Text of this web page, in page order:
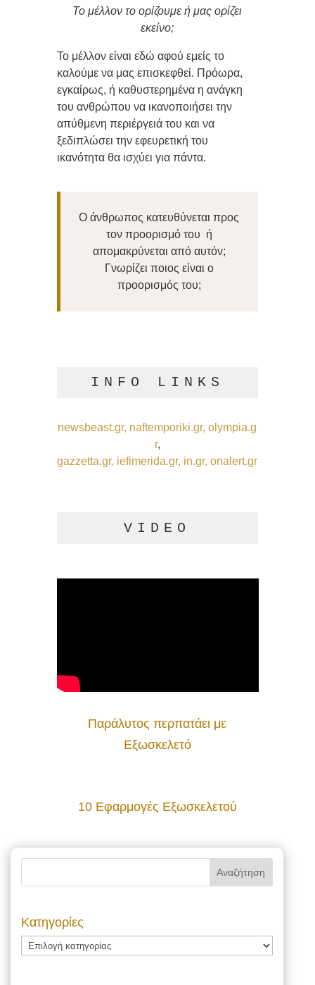
Το μέλλον το ορίζουμε ή μας ορίζει
εκείνο;
Το μέλλον είναι εδώ αφού εμείς το
καλούμε να μας επισκεφθεί. Πρόωρα,
εγκαίρως, ή καθυστερημένα η ανάγκη
του ανθρώπου να ικανοποιήσει την
απύθμενη περιέργειά του και να
ξεδιπλώσει την εφευρετική του
ικανότητα θα ισχύει για πάντα.
Ο άνθρωπος κατευθύνεται προς
τον προορισμό του ή
απομακρύνεται από αυτόν;
Γνωρίζει ποιος είναι ο
προορισμός του;
INFO LINKS
newsbeast.gr, naftemporiki.gr, olympia.g
r,
gazzetta.gr, iefimerida.gr, in.gr, onalert.gr
VIDEO
Παράλυτος περπατάει με
Εξωσκελετό
10 Εφαρμογές Εξωσκελετού
Kατηγορίες
Kατηγορίες